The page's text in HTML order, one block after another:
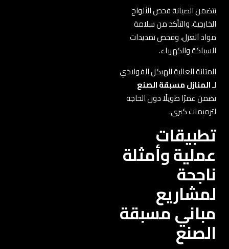
تتضمن الصيانة فحص الألواح
الخارجية، والتأكد من سلامة
مواد العزل، وفحص تمديدات
السباكة والكهرباء.
المتانة العالية للهيكل الفولاذي
لـالمنازل مسبقة الصنع
تضمن عمرًا طويلًا دون الحاجة
لترميمات كبرى.
تطبيقات
عملية وأمثلة
ناجحة
لمشاريع
مباني مسبقة
الصنع